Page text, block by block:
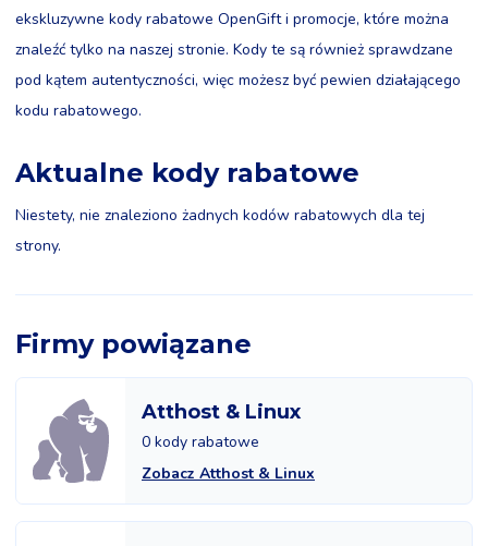
ekskluzywne kody rabatowe OpenGift i promocje, które można
znaleźć tylko na naszej stronie. Kody te są również sprawdzane
pod kątem autentyczności, więc możesz być pewien działającego
kodu rabatowego.
Aktualne kody rabatowe
Niestety, nie znaleziono żadnych kodów rabatowych dla tej
strony.
Firmy powiązane
Atthost & Linux
0 kody rabatowe
Zobacz Atthost & Linux